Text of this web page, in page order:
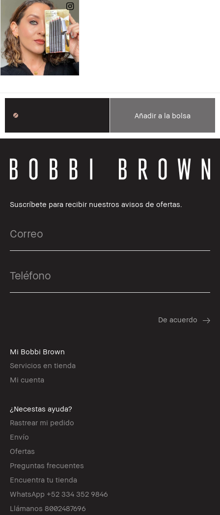
Añadir a la bolsa
Suscríbete para recibir nuestros avisos de ofertas.
Mi Bobbi Brown
Servicios en tienda
Mi cuenta
¿Necestas ayuda?
Rastrear mi pedido
Envío
Ofertas
Preguntas frecuentes
Encuentra tu tienda
WhatsApp +52 334 352 9846
Llámanos 8002487696